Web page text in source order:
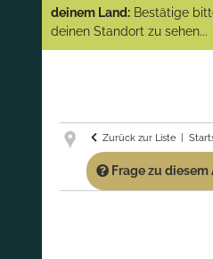
(Abverkauf)!
GARANTIE UND
Artikeln einfach an!
deinem Land: Bestätige
deinen Standort zu sehen...
Zurück zur Liste
Frage zu diesem